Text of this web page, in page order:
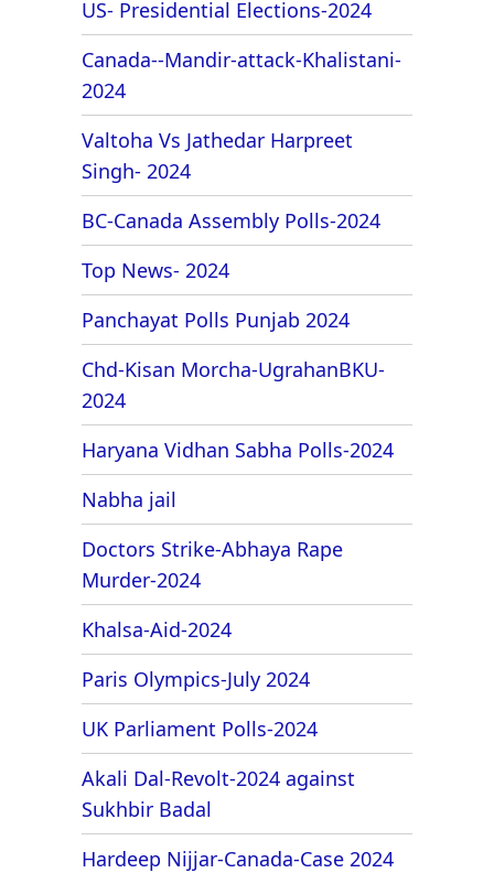
US- Presidential Elections-2024
Canada--Mandir-attack-Khalistani-
2024
Valtoha Vs Jathedar Harpreet
Singh- 2024
BC-Canada Assembly Polls-2024
Top News- 2024
Panchayat Polls Punjab 2024
Chd-Kisan Morcha-UgrahanBKU-
2024
Haryana Vidhan Sabha Polls-2024
Nabha jail
Doctors Strike-Abhaya Rape
Murder-2024
Khalsa-Aid-2024
Paris Olympics-July 2024
UK Parliament Polls-2024
Akali Dal-Revolt-2024 against
Sukhbir Badal
Hardeep Nijjar-Canada-Case 2024